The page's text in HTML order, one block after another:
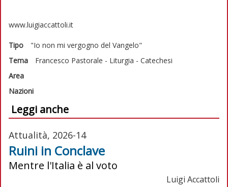
www.luigiaccattoli.it
Tipo
"Io non mi vergogno del Vangelo"
Tema
Francesco Pastorale - Liturgia - Catechesi
Area
Nazioni
Leggi anche
Attualità, 2026-14
Ruini in Conclave
Mentre l'Italia è al voto
Luigi Accattoli